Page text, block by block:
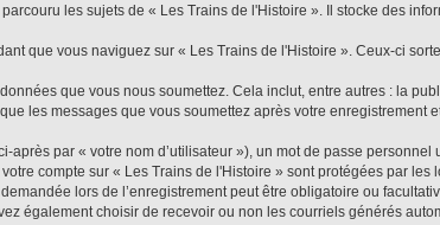
les sujets de « Les Trains de l'Histoire ». Il stocke des
que vous naviguez sur « Les Trains de l'Histoire ». Ceux-ci
que vous nous soumettez. Cela inclut, entre autres : la
les messages que vous soumettez après votre
par « votre nom d’utilisateur »), un mot de passe
compte sur « Les Trains de l'Histoire » sont protégées par
lors de l’enregistrement peut être obligatoire ou
également choisir de recevoir ou non les courriels générés